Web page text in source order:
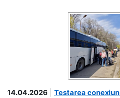
14.04.2026
Testarea